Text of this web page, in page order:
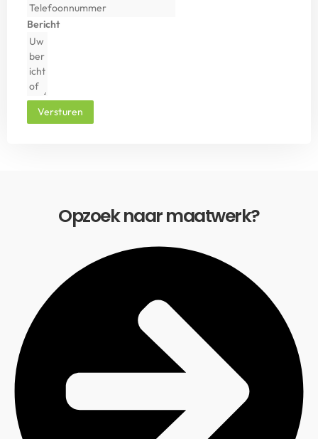
Bericht
Versturen
Opzoek naar maatwerk?